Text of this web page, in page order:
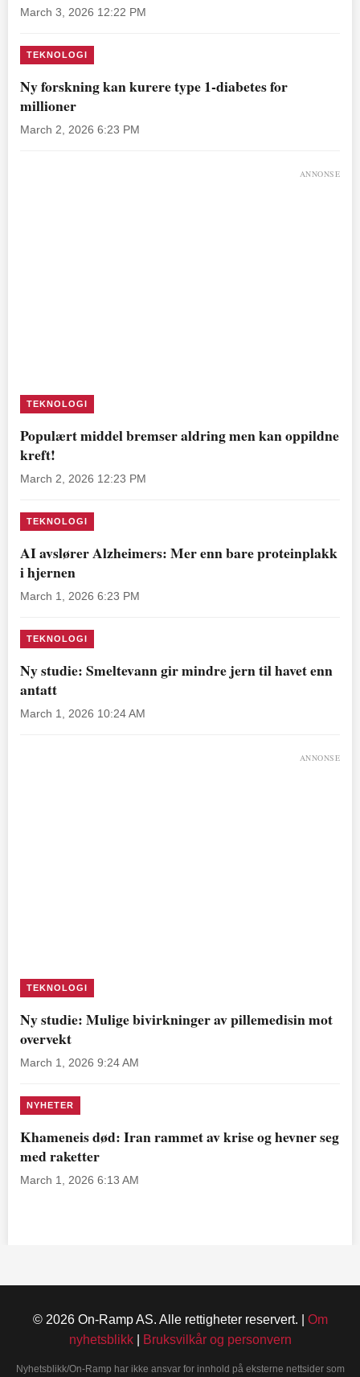
March 3, 2026 12:22 PM
TEKNOLOGI
Ny forskning kan kurere type 1-diabetes for
millioner
March 2, 2026 6:23 PM
ANNONSE
TEKNOLOGI
Populært middel bremser aldring men kan oppildne
kreft!
March 2, 2026 12:23 PM
TEKNOLOGI
AI avslører Alzheimers: Mer enn bare proteinplakk
i hjernen
March 1, 2026 6:23 PM
TEKNOLOGI
Ny studie: Smeltevann gir mindre jern til havet enn
antatt
March 1, 2026 10:24 AM
ANNONSE
TEKNOLOGI
Ny studie: Mulige bivirkninger av pillemedisin mot
overvekt
March 1, 2026 9:24 AM
NYHETER
Khameneis død: Iran rammet av krise og hevner seg
med raketter
March 1, 2026 6:13 AM
© 2026 On-Ramp AS. Alle rettigheter reservert. | Om
nyhetsblikk| Bruksvilkår og personvern
Nyhetsblikk/On-Ramp har ikke ansvar for innhold på eksterne nettsider som